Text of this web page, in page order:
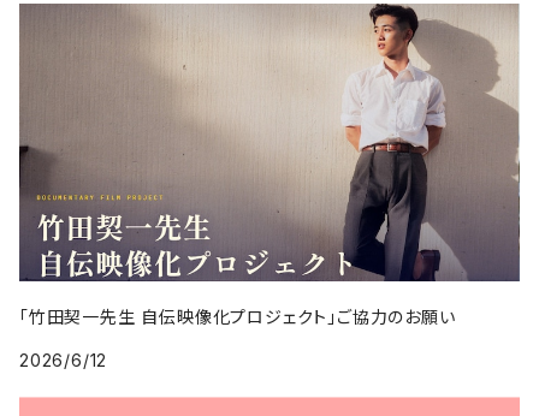
「竹田契一先生 自伝映像化プロジェクト」ご協力のお願い
2026/6/12